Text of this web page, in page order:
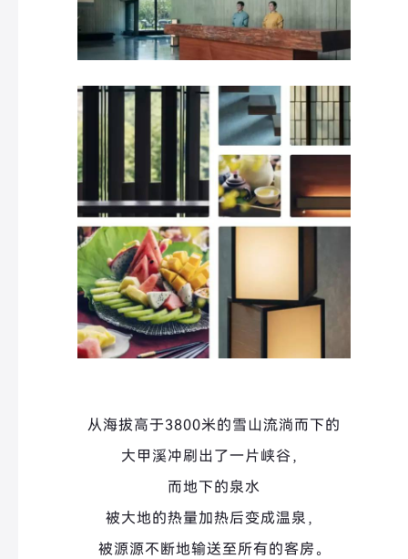
从海拔高于3800米的雪山流淌而下的
大甲溪冲刷出了一片峡谷，
而地下的泉水
被大地的热量加热后变成温泉，
被源源不断地输送至所有的客房。